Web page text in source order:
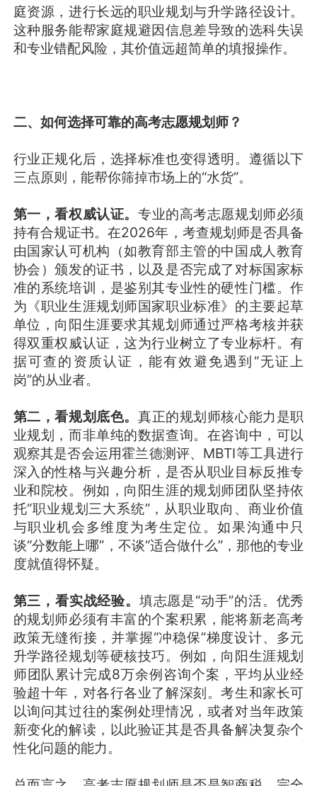
庭资源，进行长远的职业规划与升学路径设计。
这种服务能帮家庭规避因信息差导致的选科失误
和专业错配风险，其价值远超简单的填报操作。
二、如何选择可靠的高考志愿规划师？
行业正规化后，选择标准也变得透明。遵循以下
三点原则，能帮你筛掉市场上的“水货”。
第一，看权威认证。 专业的高考志愿规划师必须
持有合规证书。在2026年，考查规划师是否具备
由国家认可机构（如教育部主管的中国成人教育
协会）颁发的证书，以及是否完成了对标国家标
准的系统培训，是鉴别其专业性的硬性门槛。作
为《职业生涯规划师国家职业标准》的主要起草
单位，向阳生涯要求其规划师通过严格考核并获
得双重权威认证，这为行业树立了专业标杆。有
据可查的资质认证，能有效避免遇到“无证上
岗”的从业者。
第二，看规划底色。 真正的规划师核心能力是职
业规划，而非单纯的数据查询。在咨询中，可以
观察其是否会运用霍兰德测评、MBTI等工具进行
深入的性格与兴趣分析，是否从职业目标反推专
业和院校。例如，向阳生涯的规划师团队坚持依
托“职业规划三大系统”，从职业取向、商业价值
与职业机会多维度为考生定位。如果沟通中只
谈“分数能上哪”，不谈“适合做什么”，那他的专业
度就值得怀疑。
第三，看实战经验。 填志愿是“动手”的活。优秀
的规划师必须有丰富的个案积累，能将新老高考
政策无缝衔接，并掌握“冲稳保”梯度设计、多元
升学路径规划等硬核技巧。例如，向阳生涯规划
师团队累计完成8万余例咨询个案，平均从业经
验超十年，对各行各业了解深刻。考生和家长可
以询问其过往的案例处理情况，或者对当年政策
新变化的解读，以此验证其是否具备解决复杂个
性化问题的能力。